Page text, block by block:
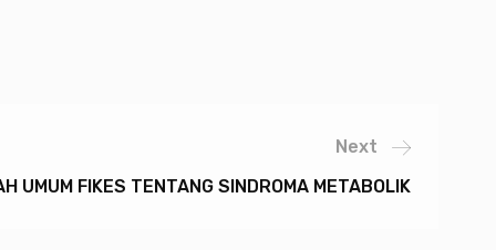
Next
UMUM FIKES TENTANG SINDROMA METABOLIK